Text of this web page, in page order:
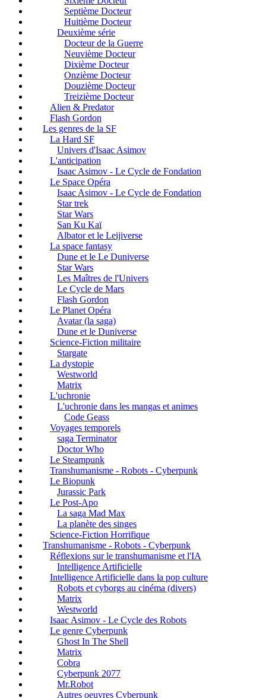
Septième Docteur
Huitième Docteur
Deuxième série
Docteur de la Guerre
Neuvième Docteur
Dixième Docteur
Onzième Docteur
Douzième Docteur
Treizième Docteur
Alien & Predator
Flash Gordon
Les genres de la SF
La Hard SF
Univers d'Isaac Asimov
L'anticipation
Isaac Asimov - Le Cycle de Fondation
Le Space Opéra
Isaac Asimov - Le Cycle de Fondation
Star trek
Star Wars
San Ku Kaï
Albator et le Leijiverse
La space fantasy
Dune et le Le Duniverse
Star Wars
Les Maîtres de l'Univers
Le Cycle de Mars
Flash Gordon
Le Planet Opéra
Avatar (la saga)
Dune et le Duniverse
Science-Fiction militaire
Stargate
La dystopie
Westworld
Matrix
L'uchronie
L'uchronie dans les mangas et animes
Code Geass
Voyages temporels
saga Terminator
Doctor Who
Le Steampunk
Transhumanisme - Robots - Cyberpunk
Le Biopunk
Jurassic Park
Le Post-Apo
La saga Mad Max
La planète des singes
Science-Fiction Horrifique
Transhumanisme - Robots - Cyberpunk
Réflexions sur le transhumanisme et l'IA
Intelligence Artificielle
Intelligence Artificielle dans la pop culture
Robots et cyborgs au cinéma (divers)
Matrix
Westworld
Isaac Asimov - Le Cycle des Robots
Le genre Cyberpunk
Ghost In The Shell
Matrix
Cobra
Cyberpunk 2077
Mr.Robot
Autres oeuvres Cyberpunk